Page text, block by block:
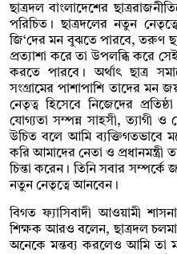
ছাত্রদল বাংলাদেশের
পরিচিত। ছাত্রদলের নতুন
জি‘দের মন বুঝতে পারবে, তরুণ
প্রত্যাশা করে তা উপলব্ধি করে
করতে পারবে। অর্থাৎ ছাত্র
সংগ্রামের পাশাপাশি তাদের মন
নেতৃত্ব হিসেবে নিজেদের
যোগ্যতা সম্পন্ন সাহসী, ত্যাগী ও
উচিত বলে আমি ব্যক্তিগতভাবে
করি আমাদের নেতা ও
চিন্তা করেন। তিনি সবার সম্পর্কে
নতুন নেতৃত্বে আনবেন।
বিগত ফ্যাসিবাদী আওয়ামী
শিক্ষক আরও বলেন, ছাত্রদল
অনেকে মন্তব্য করলেও আমি তা